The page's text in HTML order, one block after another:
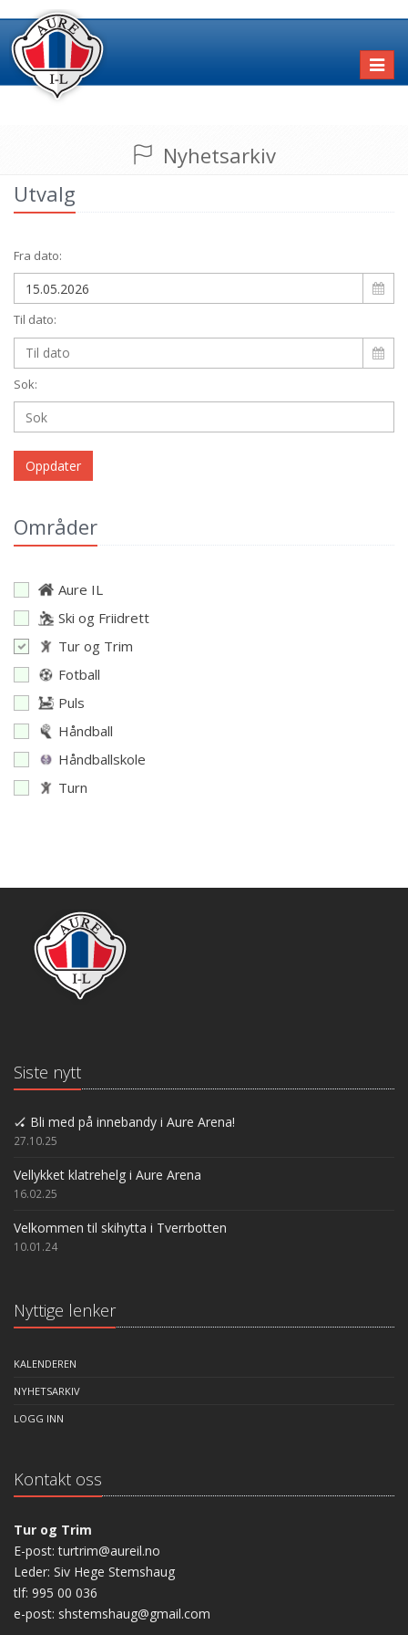
Nyhetsarkiv
Utvalg
Fra dato:
Til dato:
Sok:
Oppdater
Områder
Aure IL
Ski og Friidrett
Tur og Trim
Fotball
Puls
Håndball
Håndballskole
Turn
Siste nytt
🏑 Bli med på innebandy i Aure Arena!
27.10.25
Vellykket klatrehelg i Aure Arena
16.02.25
Velkommen til skihytta i Tverrbotten
10.01.24
Nyttige lenker
KALENDEREN
NYHETSARKIV
LOGG INN
Kontakt oss
Tur og Trim
E-post: turtrim@aureil.no
Leder: Siv Hege Stemshaug
tlf: 995 00 036
e-post: shstemshaug@gmail.com